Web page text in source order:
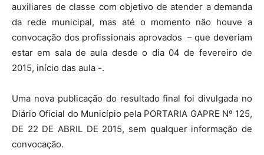
auxiliares de classe com objetivo de atender a demanda
da rede municipal, mas até o momento não houve a
convocação dos profissionais aprovados – que deveriam
estar em sala de aula desde o dia 04 de fevereiro de
2015, início das aula -.
Uma nova publicação do resultado final foi divulgada no
Diário Oficial do Município pela PORTARIA GAPRE Nº 125,
DE 22 DE ABRIL DE 2015, sem qualquer informação de
convocação.